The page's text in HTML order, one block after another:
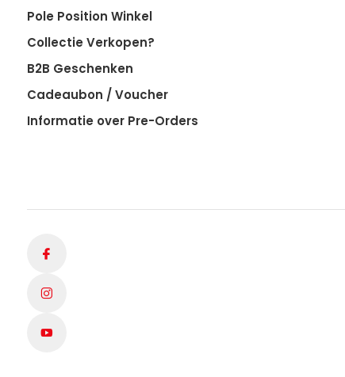
Pole Position Winkel
Collectie Verkopen?
B2B Geschenken
Cadeaubon / Voucher
Informatie over Pre-Orders